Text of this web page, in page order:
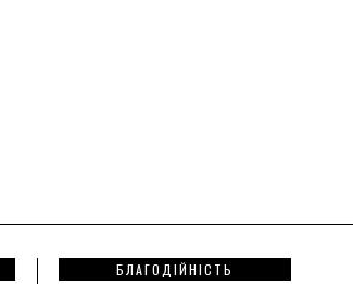
БЛАГОДІЙНІСТЬ